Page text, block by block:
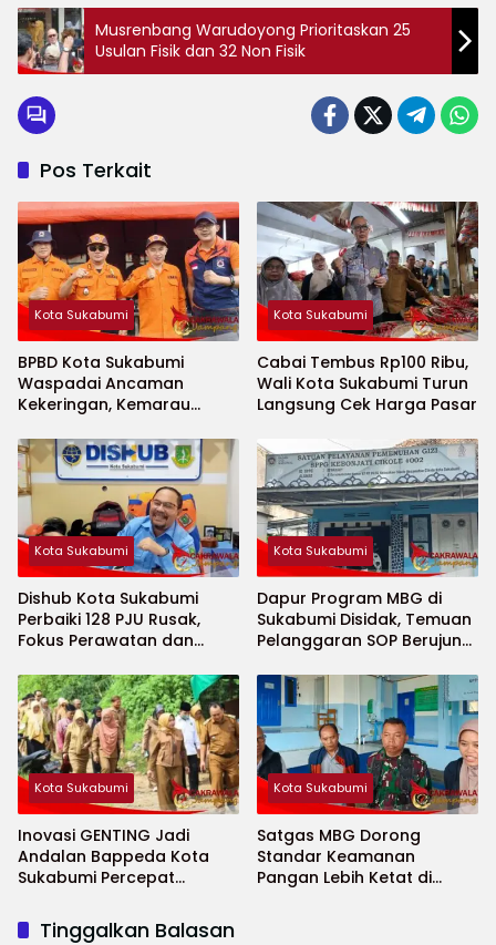
Musrenbang Warudoyong Prioritaskan 25
Usulan Fisik dan 32 Non Fisik
Pos Terkait
Kota Sukabumi
BPBD Kota Sukabumi
Waspadai Ancaman
Kekeringan, Kemarau
Cepat
Kota Sukabumi
Cabai Tembus Rp100 Ribu,
Wali Kota Sukabumi Turun
Langsung Cek Harga Pasar
Kota Sukabumi
Dishub Kota Sukabumi
Perbaiki 128 PJU Rusak,
Fokus Perawatan dan
Kota Sukabumi
Dapur Program MBG di
Sukabumi Disidak, Temuan
Pelanggaran SOP Berujung
Kota Sukabumi
Inovasi GENTING Jadi
Andalan Bappeda Kota
Sukabumi Percepat
Kota Sukabumi
Satgas MBG Dorong
Standar Keamanan
Pangan Lebih Ketat di
Tinggalkan Balasan